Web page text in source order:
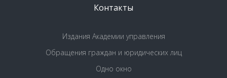
Контакты
Издания Академии управления
Обращения граждан и юридических лиц
Одно окно